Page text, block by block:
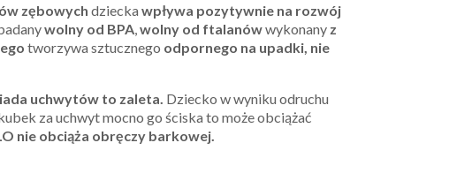
zębowych dziecka wpływa pozytywnie na rozwój
wolny od BPA,wolny od ftalanówwykonany z
tworzywa sztucznego odpornego na upadki, nie
uchwytów to zaleta. Dziecko w wyniku odruchu
za uchwyt mocno go ściska to może obciążać
nie obciąża obręczy barkowej.